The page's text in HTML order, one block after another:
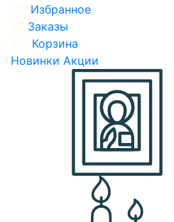
Избранное
Заказы
Корзина
Новинки Акции